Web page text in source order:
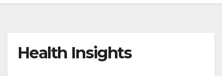
Health Insights